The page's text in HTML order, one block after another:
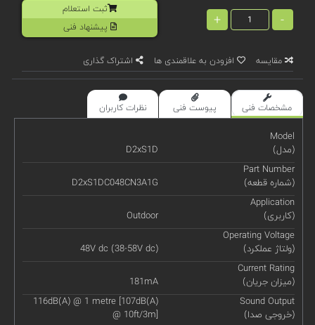
-
+
ثبت استعلام
پیشنهاد فنی
مقایسه افزودن به علاقمندی ها اشتراک گذاری
مشخصات فنی پیوست فنی نظرات کاربران
Model
(مدل)
D2xS1D
Part Number
(شماره قطعه)
D2xS1DC048CN3A1G
Application
(کاربری)
Outdoor
Operating Voltage
(ولتاژ عملکرد)
48V dc (38-58V dc)
Current Rating
(میزان جریان)
181mA
Sound Output
(خروجی صدا)
116dB(A) @ 1 metre [107dB(A)
@ 10ft/3m]